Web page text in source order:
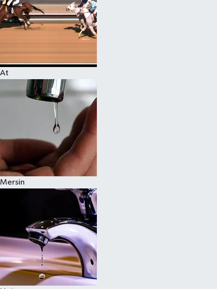
At
Mersin